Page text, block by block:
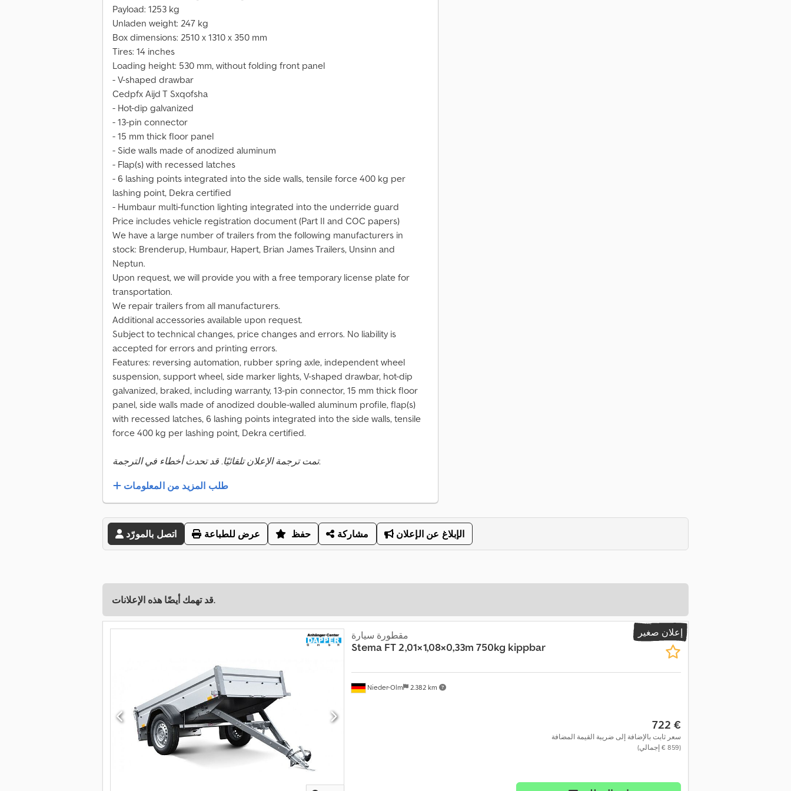
Payload: 1253 kg
Unladen weight: 247 kg
Box dimensions: 2510 x 1310 x 350 mm
Tires: 14 inches
Loading height: 530 mm, without folding front panel
- V-shaped drawbar
Cedpfx Aijd T Sxqofsha
- Hot-dip galvanized
- 13-pin connector
- 15 mm thick floor panel
- Side walls made of anodized aluminum
- Flap(s) with recessed latches
- 6 lashing points integrated into the side walls, tensile force 400 kg per
lashing point, Dekra certified
- Humbaur multi-function lighting integrated into the underride guard
Price includes vehicle registration document (Part II and COC papers)
We have a large number of trailers from the following manufacturers in
stock: Brenderup, Humbaur, Hapert, Brian James Trailers, Unsinn and
Neptun.
Upon request, we will provide you with a free temporary license plate for
transportation.
We repair trailers from all manufacturers.
Additional accessories available upon request.
Subject to technical changes, price changes and errors. No liability is
accepted for errors and printing errors.
Features: reversing automation, rubber spring axle, independent wheel
suspension, support wheel, side marker lights, V-shaped drawbar, hot-dip
galvanized, braked, including warranty, 13-pin connector, 15 mm thick floor
panel, side walls made of anodized double-walled aluminum profile, flap(s)
with recessed latches, 6 lashing points integrated into the side walls, tensile
force 400 kg per lashing point, Dekra certified.
تمت ترجمة الإعلان تلقائيًا. قد تحدث أخطاء في الترجمة.
طلب المزيد من المعلومات
اتصل بالمورّد عرض للطباعة حفظ مشاركة الإبلاغ عن الإعلان
قد تهمك أيضًا هذه الإعلانات.
إعلان صغير
Nieder-Olm 2.382 km
مقطورة سيارة
Stema FT 2,01×1,08×0,33m 750kg kippbar
‏722 €
سعر ثابت بالإضافة إلى ضريبة القيمة المضافة
(‏859 € إجمالي)